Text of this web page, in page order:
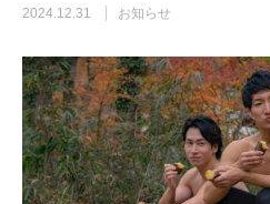
2024.12.31 お知らせ